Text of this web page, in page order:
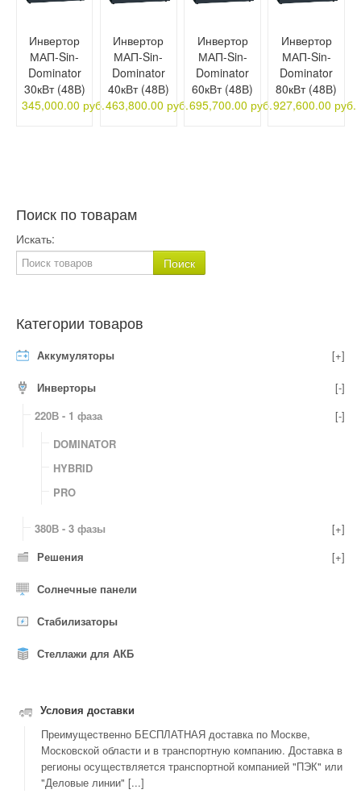
Инвертор
МАП-Sin-
Dominator
30кВт (48В)
345,000.00 руб.
Инвертор
МАП-Sin-
Dominator
40кВт (48В)
463,800.00 руб.
Инвертор
МАП-Sin-
Dominator
60кВт (48В)
695,700.00 руб.
Инвертор
МАП-Sin-
Dominator
80кВт (48В)
927,600.00 руб.
Поиск по товарам
Искать:
Категории товаров
Аккумуляторы [+]
Инверторы
[-]
220В - 1 фаза
[-]
DOMINATOR
HYBRID
PRO
380В - 3 фазы
[+]
Решения
[+]
Солнечные панели
Стабилизаторы
Стеллажи для АКБ
Условия доставки
Преимущественно БЕСПЛАТНАЯ доставка по Москве,
Московской области и в транспортную компанию. Доставка в
регионы осуществляется транспортной компанией "ПЭК" или
"Деловые линии" [...]